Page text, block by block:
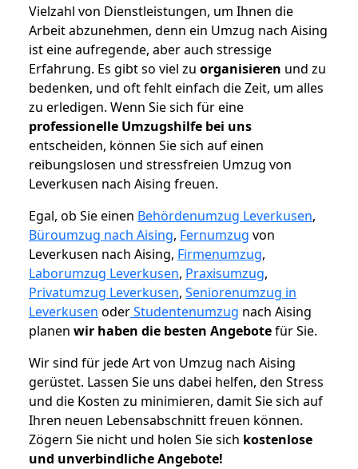
Vielzahl von Dienstleistungen, um Ihnen die
Arbeit abzunehmen, denn ein Umzug nach Aising
ist eine aufregende, aber auch stressige
Erfahrung. Es gibt so viel zu organisieren und zu
bedenken, und oft fehlt einfach die Zeit, um alles
zu erledigen. Wenn Sie sich für eine
professionelle Umzugshilfe bei uns
entscheiden, können Sie sich auf einen
reibungslosen und stressfreien Umzug von
Leverkusen nach Aising freuen.
Egal, ob Sie einen Behördenumzug Leverkusen,
Büroumzug nach Aising, Fernumzug von
Leverkusen nach Aising, Firmenumzug,
Laborumzug Leverkusen, Praxisumzug,
Privatumzug Leverkusen, Seniorenumzug in
Leverkusen oderStudentenumzug nach Aising
planen wir haben die besten Angebotefür Sie.
Wir sind für jede Art von Umzug nach Aising
gerüstet. Lassen Sie uns dabei helfen, den Stress
und die Kosten zu minimieren, damit Sie sich auf
Ihren neuen Lebensabschnitt freuen können.
Zögern Sie nicht und holen Sie sich kostenlose
und unverbindliche Angebote!